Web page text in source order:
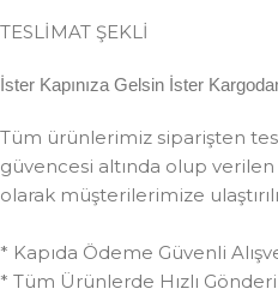
TESLİMAT ŞEKLİ
İster Kapınıza Gelsin İster
Tüm ürünlerimiz siparişten
güvencesi altında olup
olarak müşterilerimize
* Kapıda Ödeme Güvenli
* Tüm Ürünlerde Hızlı